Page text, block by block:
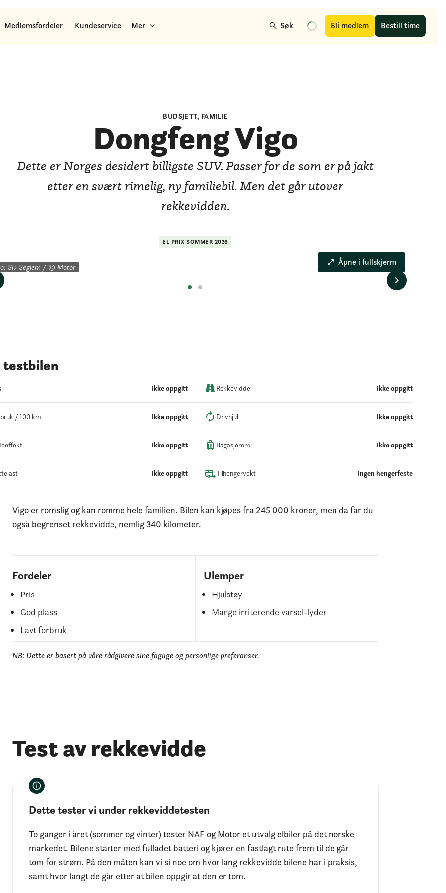
Medlemsfordeler Kundeservice Mer Søk Bli medlem Bestill time
BUDSJETT, FAMILIE
Dongfeng Vigo
Dette er Norges desidert billigste SUV. Passer for de som er på jakt
etter en svært rimelig, ny familiebil. Men det går utover
rekkevidden.
EL PRIXSOMMER 2026
Siv Seglem / © Motor Åpne i fullskjerm
testbilen
Ikke oppgitt Rekkevidde Ikke oppgitt
/ 100 km Ikke oppgitt Drivhjul Ikke oppgitt
Ikke oppgitt Bagasjerom Ikke oppgitt
Ikke oppgitt Tilhengervekt Ingen hengerfeste
Vigo er romslig og kan romme hele familien. Bilen kan kjøpes fra 245 000 kroner, men da får du
også begrenset rekkevidde, nemlig 340 kilometer.
Fordeler
Pris
God plass
Lavt forbruk
Ulemper
Hjulstøy
Mange irriterende varsel-lyder
NB: Dette er basert på våre rådgivere sine faglige og personlige preferanser.
Test av rekkevidde
Dette tester vi under rekkeviddetesten
To ganger i året (sommer og vinter) tester NAF og Motor et utvalg elbiler på det norske
markedet. Bilene starter med fulladet batteri og kjører en fastlagt rute frem til de går
tom for strøm. På den måten kan vi si noe om hvor lang rekkevidde bilene har i praksis,
samt hvor langt de går etter at bilen oppgir at den er tom.